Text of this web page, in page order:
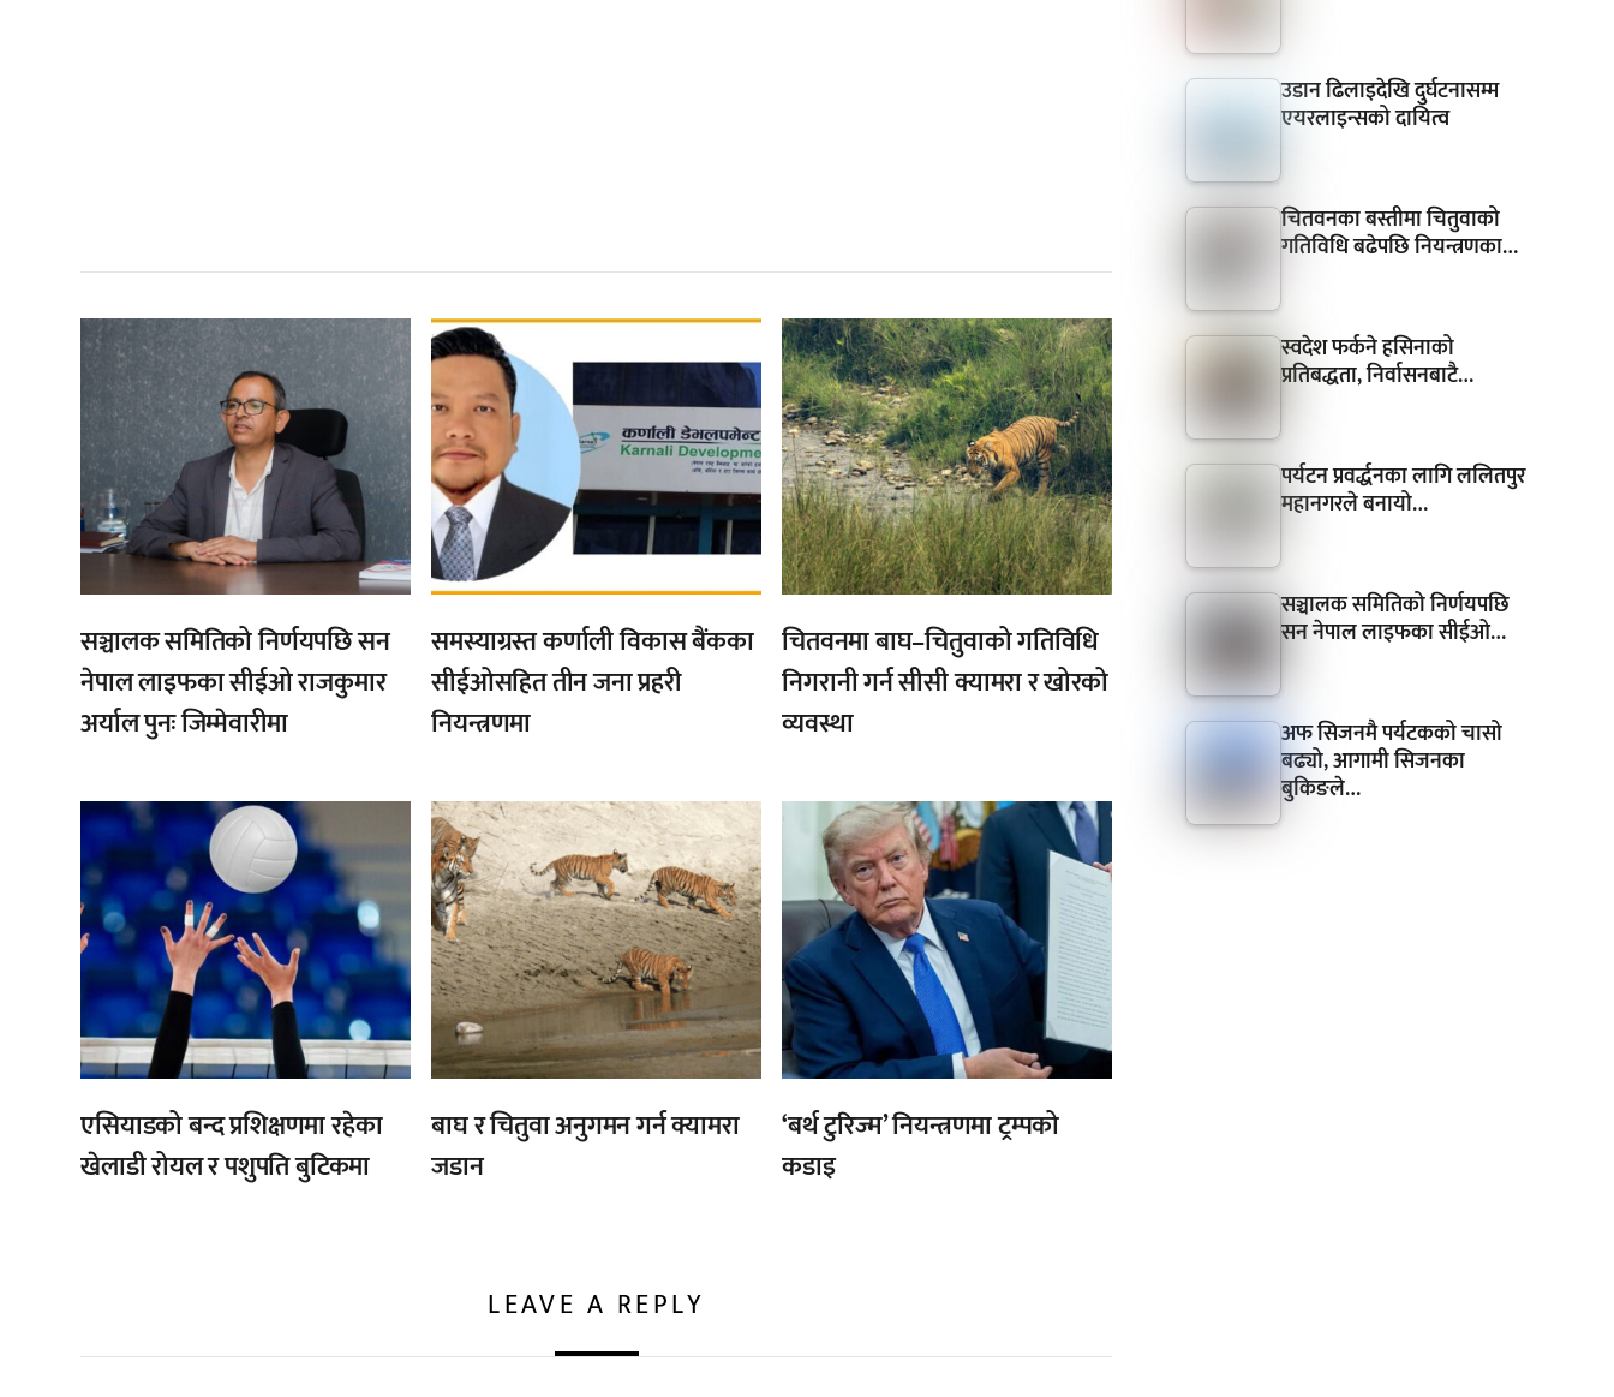
सञ्चालक समितिको निर्णयपछि सन
नेपाल लाइफका सीईओ राजकुमार
अर्याल पुनः जिम्मेवारीमा
,
समस्याग्रस्त कर्णाली विकास बैंकका
सीईओसहित तीन जना प्रहरी
नियन्त्रणमा
,
चितवनमा बाघ–चितुवाको गतिविधि
निगरानी गर्न सीसी क्यामरा र खोरको
व्यवस्था
,
एसियाडको बन्द प्रशिक्षणमा रहेका
खेलाडी रोयल र पशुपति बुटिकमा
बाघ र चितुवा अनुगमन गर्न क्यामरा
जडान
‘बर्थ टुरिज्म’ नियन्त्रणमा ट्रम्पको
कडाइ
LEAVE A REPLY
उडान ढिलाइदेखि दुर्घटनासम्म
एयरलाइन्सको दायित्व
चितवनका बस्तीमा चितुवाको
गतिविधि बढेपछि नियन्त्रणका…
स्वदेश फर्कने हसिनाको
प्रतिबद्धता, निर्वासनबाटै…
पर्यटन प्रवर्द्धनका लागि ललितपुर
महानगरले बनायो…
सञ्चालक समितिको निर्णयपछि
सन नेपाल लाइफका सीईओ…
अफ सिजनमै पर्यटकको चासो
बढ्यो, आगामी सिजनका
बुकिङले…